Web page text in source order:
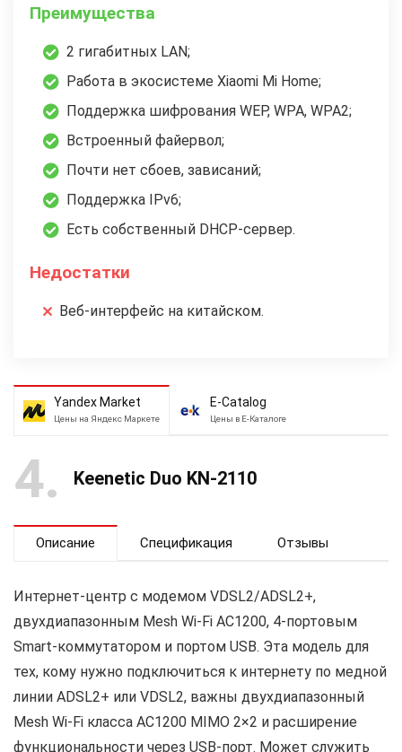
Преимущества
2 гигабитных LAN;
Работа в экосистеме Xiaomi Mi Home;
Поддержка шифрования WEP, WPA, WPA2;
Встроенный файервол;
Почти нет сбоев, зависаний;
Поддержка IPv6;
Есть собственный DHCP-сервер.
Недостатки
Веб-интерфейс на китайском.
Yandex Market
Цены на Яндекс Маркете
E-Catalog
Цены в Е-Каталоге
4 Keenetic Duo KN-2110
Описание Спецификация Отзывы
Интернет-центр с модемом VDSL2/ADSL2+,
двухдиапазонным Mesh Wi-Fi AC1200, 4-портовым
Smart-коммутатором и портом USB. Эта модель для
тех, кому нужно подключиться к интернету по медной
линии ADSL2+ или VDSL2, важны двухдиапазонный
Mesh Wi-Fi класса AC1200 MIMO 2×2 и расширение
функциональности через USB-порт. Может служить